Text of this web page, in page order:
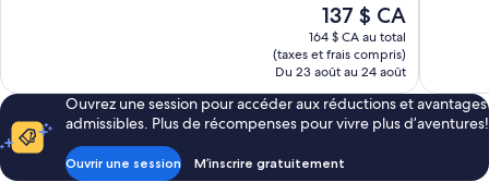
Le
prix
est
de
137 $ CA
137 $ CA
164 $ CA au total
(taxes et frais compris)
Du 23 août au 24 août
Ouvrez une session pour accéder aux réductions et avantages
admissibles. Plus de récompenses pour vivre plus d’aventures!
Ouvrir une session M’inscrire gratuitement